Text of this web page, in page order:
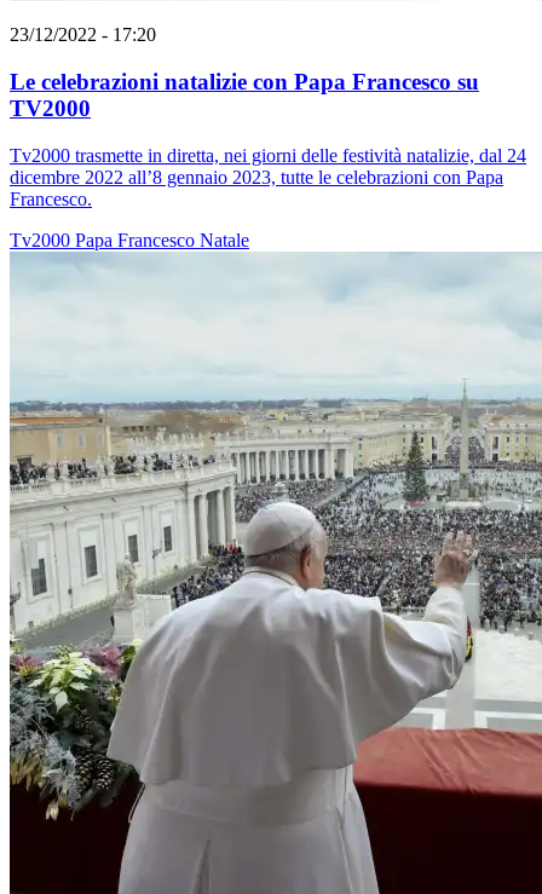
23/12/2022 - 17:20
Le celebrazioni natalizie con Papa Francesco su
TV2000
Tv2000 trasmette in diretta, nei giorni delle festività natalizie, dal 24
dicembre 2022 all’8 gennaio 2023, tutte le celebrazioni con Papa
Francesco.
Tv2000 Papa Francesco Natale